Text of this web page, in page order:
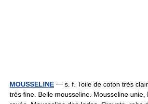
MOUSSELINE — s. f. Toile de coton très
très fine. Belle mousseline. Mousseline unie,